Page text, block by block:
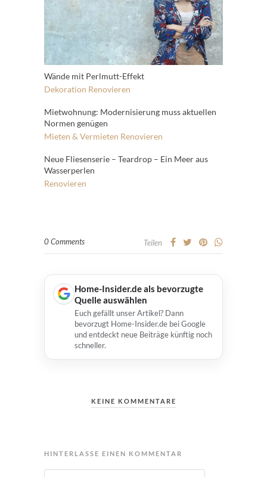
Wände mit Perlmutt-Effekt
Dekoration Renovieren
Mietwohnung: Modernisierung muss aktuellen
Normen genügen
Mieten & Vermieten Renovieren
Neue Fliesenserie – Teardrop – Ein Meer aus
Wasserperlen
Renovieren
0 Comments Teilen
Home-Insider.de als bevorzugte
Quelle auswählen
Euch gefällt unser Artikel? Dann
bevorzugt Home-Insider.de bei Google
und entdeckt neue Beiträge künftig noch
schneller.
KEINE KOMMENTARE
HINTERLASSE EINEN KOMMENTAR